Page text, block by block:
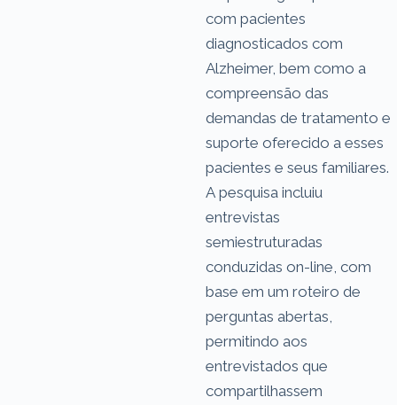
com pacientes
diagnosticados com
Alzheimer, bem como a
compreensão das
demandas de tratamento e
suporte oferecido a esses
pacientes e seus familiares.
A pesquisa incluiu
entrevistas
semiestruturadas
conduzidas on-line, com
base em um roteiro de
perguntas abertas,
permitindo aos
entrevistados que
compartilhassem